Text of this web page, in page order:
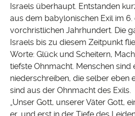
Israels überhaupt. Entstanden
aus dem babylonischen Exil im 6.
vorchristlichen Jahrhundert. Die
Israels bis zu diesem Zeitpunkt
Worte: Glück und Scheitern,
tiefste Ohnmacht. Menschen sind
niederschreiben, die selber eben
sind aus der Ohnmacht des Exils.
„Unser Gott, unserer Väter Gott,